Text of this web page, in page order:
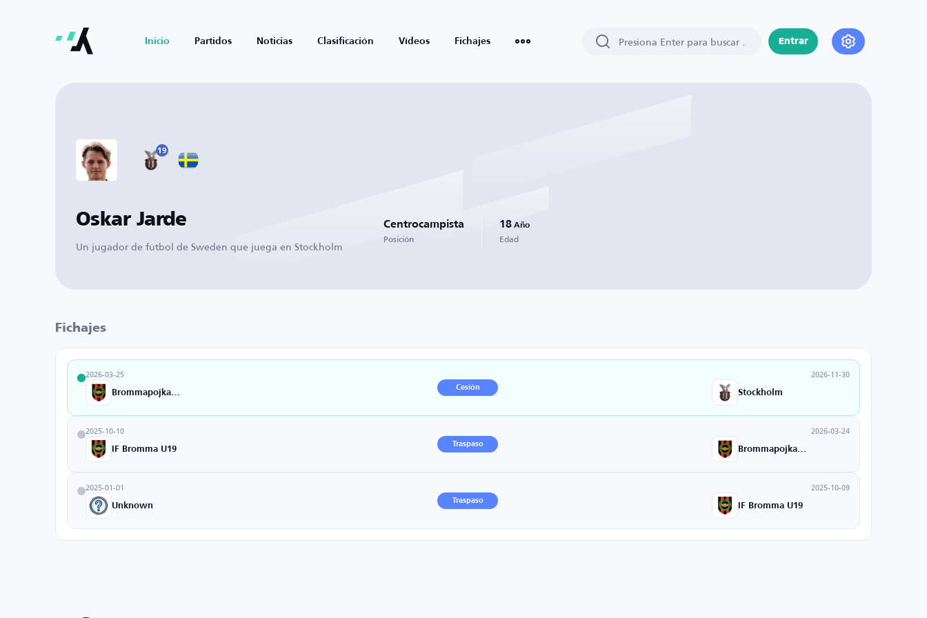
Inicio Partidos Noticias Clasificación Vídeos Fichajes Entrar
19
Oskar Jarde
Un jugador de fútbol de Sweden que juega en Stockholm
Centrocampista
Posición
18 Año
Edad
Fichajes
2026-03-25
Cesión
2026-11-30
Stockholm
2025-10-10
IF Bromma U19
Traspaso
2026-03-24
2025-01-01
Unknown
Traspaso
2025-10-09
IF Bromma U19